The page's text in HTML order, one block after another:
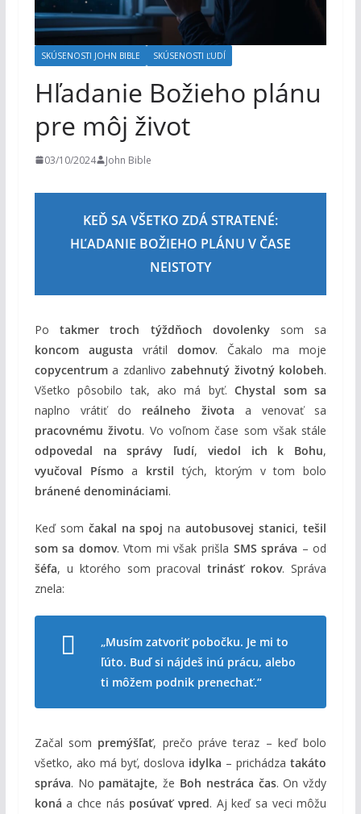
SKÚSENOSTI JOHN BIBLE SKÚSENOSTI ĽUDÍ
Hľadanie Božieho plánu
pre môj život
03/10/2024 John Bible
KEĎ SA VŠETKO ZDÁ STRATENÉ:
HĽADANIE BOŽIEHO PLÁNU V ČASE
NEISTOTY
Po takmer troch týždňoch dovolenkysom sa
koncom augusta vrátil domov. Čakalo ma moje
copycentruma zdanlivo zabehnutý životný kolobeh.
Všetko pôsobilo tak, ako má byť.Chystal som sa
naplno vrátiť do reálneho života a venovať sa
pracovnému životu. Vo voľnom čase som však stále
odpovedal na správy ľudí, viedol ich k Bohu,
vyučoval Písmo a krstil tých, ktorým v tom bolo
bránené denomináciami.
Keď som čakal na spoj naautobusovej stanici,tešil
som sa domov. Vtom mi však prišla SMS správa – od
šéfa, u ktorého som pracovaltrinásť rokov. Správa
znela:
„Musím zatvoriť pobočku. Je mi to
ľúto. Buď si nájdeš inú prácu, alebo
ti môžem podnik prenechať.“
Začal som premýšľať, prečo práve teraz – keď bolo
všetko, ako má byť, doslova idylka – prichádzatakáto
správa. No pamätajte, že Boh nestráca čas. On vždy
koná a chce nás posúvať vpred. Aj keď sa veci môžu